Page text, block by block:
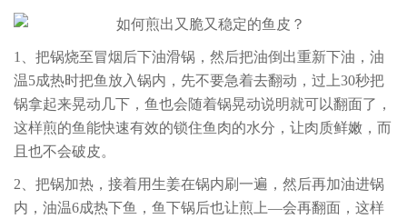
1、把锅烧至冒烟后下油滑锅，然后把油倒出重新下油，油
温5成热时把鱼放入锅内，先不要急着去翻动，过上30秒把
锅拿起来晃动几下，鱼也会随着锅晃动说明就可以翻面了，
这样煎的鱼能快速有效的锁住鱼肉的水分，让肉质鲜嫩，而
且也不会破皮。
2、把锅加热，接着用生姜在锅内刷一遍，然后再加油进锅
内，油温6成热下鱼，鱼下锅后也让煎上—会再翻面，这样